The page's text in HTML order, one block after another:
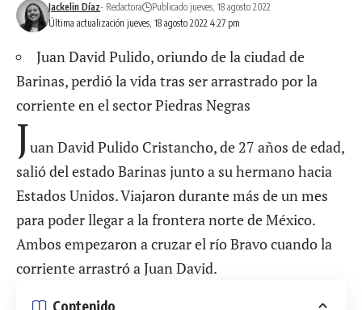
Última actualización jueves, 18 agosto 2022 4:27 pm
Jackelin Díaz- Redactora Publicado jueves, 18 agosto 2022
Juan David Pulido, oriundo de la ciudad de
Barinas, perdió la vida tras ser arrastrado por la
corriente en el sector Piedras Negras
Juan David Pulido Cristancho, de 27 años de edad,
salió del estado Barinas junto a su hermano hacia
Estados Unidos. Viajaron durante más de un mes
para poder llegar a la frontera norte de México.
Ambos empezaron a cruzar el río Bravo cuando la
corriente arrastró a Juan David.
Contenido